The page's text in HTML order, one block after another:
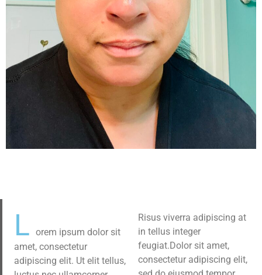
L orem ipsum dolor sit
amet, consectetur
adipiscing elit. Ut elit tellus,
Risus viverra adipiscing at
in tellus integer
feugiat.Dolor sit amet,
consectetur adipiscing elit,